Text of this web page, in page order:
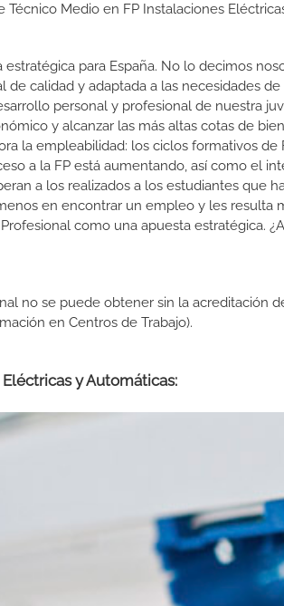
Medio en FP Instalaciones
para España. No lo decimos
de calidad y adaptada a las necesidades
personal y profesional de nuestra
y alcanzar las más altas cotas de
la empleabilidad: los ciclos formativos de
a la FP está aumentando, así como el
a los realizados a los estudiantes que
en encontrar un empleo y les resulta
como una apuesta estratégica. ¿A
no se puede obtener sin la acreditación
en Centros de Trabajo).
y Automáticas: